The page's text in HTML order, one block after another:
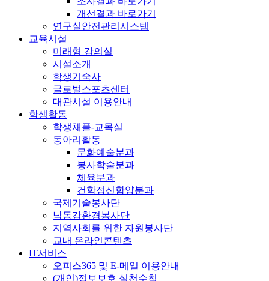
개선결과 바로가기
연구실안전관리시스템
교육시설
미래형 강의실
시설소개
학생기숙사
글로벌스포츠센터
대관시설 이용안내
학생활동
학생채플-교목실
동아리활동
문화예술분과
봉사학술분과
체육분과
건학정신함양분과
국제기술봉사단
낙동강환경봉사단
지역사회를 위한 자원봉사단
교내 온라인콘텐츠
IT서비스
오피스365 및 E-메일 이용안내
(개인)정보보호 실천수칙